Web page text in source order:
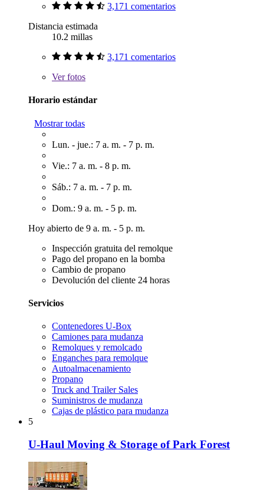
3,171 comentarios
Distancia estimada
10.2 millas
3,171 comentarios
Verfotos
Horario estándar
Mostrar todas
Lun. - jue.: 7 a. m. - 7 p. m.
Vie.: 7 a. m. - 8 p. m.
Sáb.: 7 a. m. - 7 p. m.
Dom.: 9 a. m. - 5 p. m.
Hoy abierto de 9 a. m. - 5 p. m.
Inspección gratuita del remolque
Pago del propano en la bomba
Cambio de propano
Devolución del cliente 24 horas
Servicios
Contenedores U-Box
Camiones para mudanza
Remolques y remolcado
Enganches para remolque
Autoalmacenamiento
Propano
Truck and Trailer Sales
Suministros de mudanza
Cajas de plástico para mudanza
5
U-Haul Moving & Storage of Park Forest